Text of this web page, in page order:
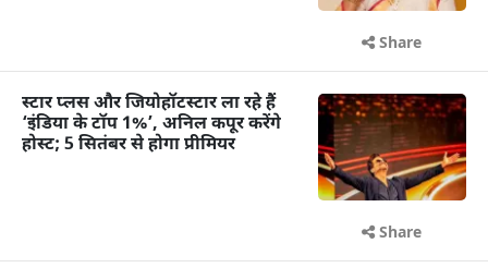
Share
स्टार प्लस और जियोहॉटस्टार ला रहे हैं
‘इंडिया के टॉप 1%’, अनिल कपूर करेंगे
होस्ट; 5 सितंबर से होगा प्रीमियर
Share